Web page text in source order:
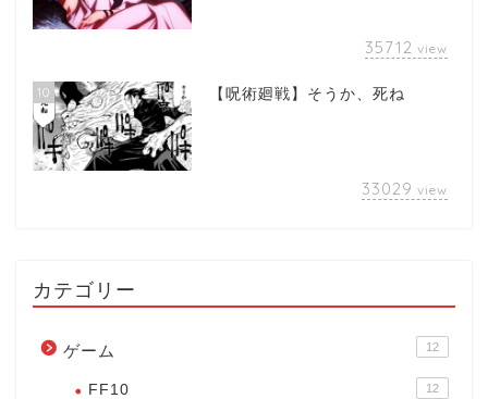
35712 view
10 【呪術廻戦】そうか、死ね
33029 view
カテゴリー
ゲーム 12
FF10 12